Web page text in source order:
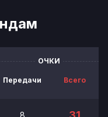
ОЧКИ
Передачи Всего
8